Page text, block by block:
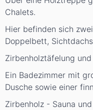
Chalets.
Hier befinden sich
Doppelbett,
Zirbenholztäfelung und
Ein Badezimmer mit
Dusche sowie einer
Zirbenholz - Sauna